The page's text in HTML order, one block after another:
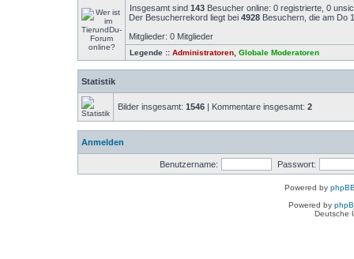
Insgesamt sind 143 Besucher online: 0 registrierte, 0
Der Besucherrekord liegt bei 4928 Besuchern, die am Do
Mitglieder: 0 Mitglieder
Legende :: Administratoren Globale Moderatoren
Statistik
Bilder insgesamt: 1546 | Kommentare insgesamt: 2
Anmelden
Benutzername: Passwort:
Powered by
Powered by
Deutsche